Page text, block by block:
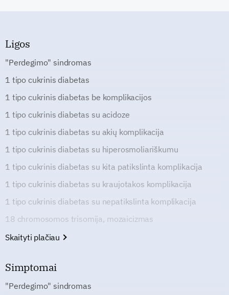
Ligos
"Perdegimo" sindromas
1 tipo cukrinis diabetas
1 tipo cukrinis diabetas be komplikacijos
1 tipo cukrinis diabetas su acidoze
1 tipo cukrinis diabetas su akių komplikacija
1 tipo cukrinis diabetas su hiperosmoliariškumu
1 tipo cukrinis diabetas su kita patikslinta komplikacija
1 tipo cukrinis diabetas su kraujotakos komplikacija
1 tipo cukrinis diabetas su nepatikslinta komplikacija
18 chromosomos trisomija, mozaicizmas
Skaityti plačiau
Simptomai
"Perdegimo" sindromas